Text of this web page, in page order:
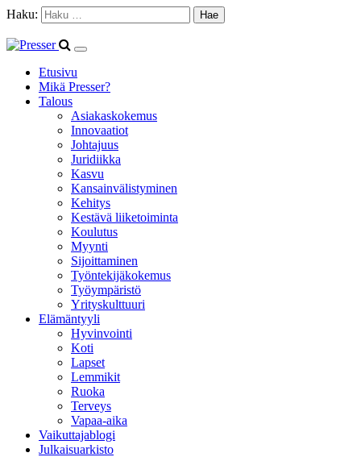
Haku:
Etusivu
Mikä Presser?
Talous
Asiakaskokemus
Innovaatiot
Johtajuus
Juridiikka
Kasvu
Kansainvälistyminen
Kehitys
Kestävä liiketoiminta
Koulutus
Myynti
Sijoittaminen
Työntekijäkokemus
Työympäristö
Yrityskulttuuri
Elämäntyyli
Hyvinvointi
Koti
Lapset
Lemmikit
Ruoka
Terveys
Vapaa-aika
Vaikuttajablogi
Julkaisuarkisto